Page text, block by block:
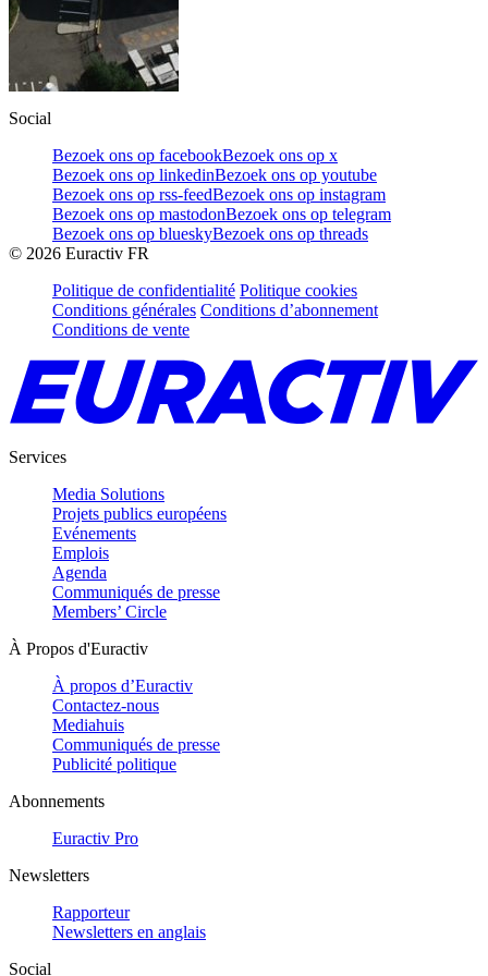
Social
Bezoek ons op facebookBezoek ons op x
Bezoek ons op linkedinBezoek ons op youtube
Bezoek ons op rss-feedBezoek ons op instagram
Bezoek ons op mastodonBezoek ons op telegram
Bezoek ons op blueskyBezoek ons op threads
© 2026 Euractiv FR
Politique de confidentialité Politique cookies
Conditions générales Conditions d’abonnement
Conditions de vente
Services
Media Solutions
Projets publics européens
Evénements
Emplois
Agenda
Communiqués de presse
Members’ Circle
À Propos d'Euractiv
À propos d’Euractiv
Contactez-nous
Mediahuis
Communiqués de presse
Publicité politique
Abonnements
Euractiv Pro
Newsletters
Rapporteur
Newsletters en anglais
Social